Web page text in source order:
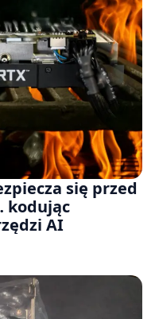
się przed
kodując
AI